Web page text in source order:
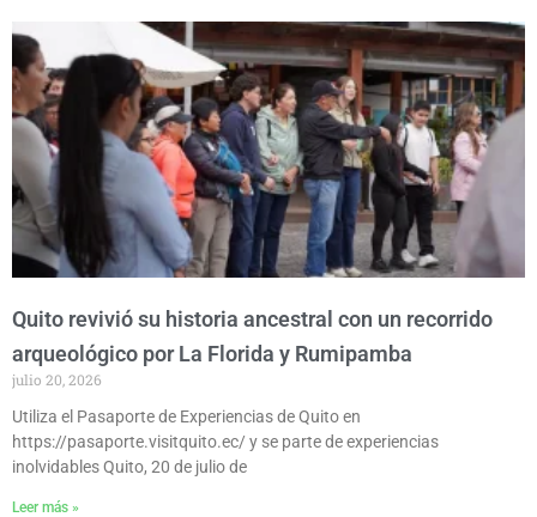
Quito revivió su historia ancestral con un recorrido
arqueológico por La Florida y Rumipamba
julio 20, 2026
Utiliza el Pasaporte de Experiencias de Quito en
https://pasaporte.visitquito.ec/ y se parte de experiencias
inolvidables Quito, 20 de julio de
Leer más »